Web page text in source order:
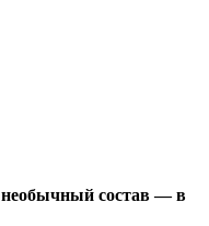
необычный состав — в